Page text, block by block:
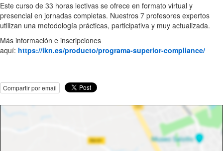
Este curso de 33 horas lectivas se ofrece en formato virtual y
presencial en jornadas completas. Nuestros 7 profesores expertos
utilizan una metodología prácticas, participativa y muy actualizada.
Más información e inscripciones
aquí: https://ikn.es/producto/programa-superior-compliance/
Compartir por email